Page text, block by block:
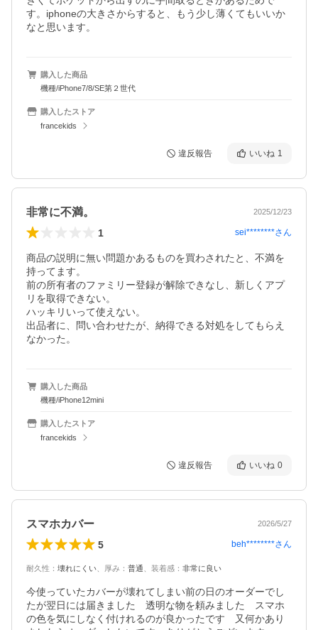
す。iphoneの大きさからすると、もう少し薄くてもいいか
なと思います。
購入した商品
機種/iPhone7/8/SE第２世代
購入したストア
francekids
違反報告 いいね 1
非常に不満。 2025/12/23
1 sei********さん
商品の説明に無い問題かあるものを買わされたと、不満を
持ってます。
前の所有者のファミリー登録が解除できなし、新しくアプ
リを取得できない。
ハッキリいって使えない。
出品者に、問い合わせたが、納得できる対処をしてもらえ
なかった。
購入した商品
機種/iPhone12mini
購入したストア
francekids
違反報告 いいね 0
スマホカバー 2026/5/27
5 beh********さん
耐久性 ： 壊れにくい 厚み ： 普通 装着感 ： 非常に良い
今使っていたカバーが壊れてしまい前の日のオーダーでし
たが翌日には届きました　透明な物を頼みました　スマホ
の色を気にしなく付けれるのが良かったです　又何かあり